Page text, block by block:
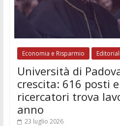
Economia e Risparmio
Università di
crescita: 616 posti
ricercatori trova
anno
23 luglio 2026